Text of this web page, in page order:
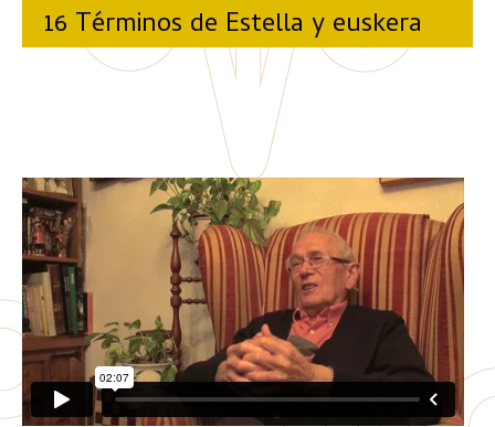
16 Términos de Estella y euskera